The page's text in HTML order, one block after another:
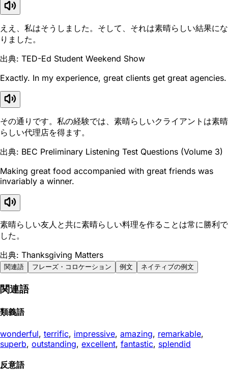
ええ、私はそうしました。そして、それは素晴らしい結果にな
りました。
出典: TED-Ed Student Weekend Show
Exactly. In my experience, great clients get great agencies.
その通りです。私の経験では、素晴らしいクライアントは素晴
らしい代理店を得ます。
出典: BEC Preliminary Listening Test Questions (Volume 3)
Making great food accompanied with great friends was
invariably a winner.
素晴らしい友人と共に素晴らしい料理を作ることは常に勝利で
した。
出典: Thanksgiving Matters
関連語 フレーズ・コロケーション 例文 ネイティブの例文
関連語
類義語
wonderful, terrific, impressive, amazing, remarkable,
superb, outstanding, excellent, fantastic, splendid
反意語